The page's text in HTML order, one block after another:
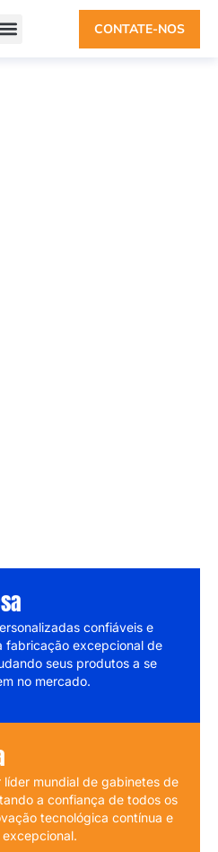
CONTATE-NOS
confiáveis ​​e
fabricação excepcional de
seus produtos a se
no mercado.
mundial de gabinetes de
a confiança de todos os
tecnológica contínua e